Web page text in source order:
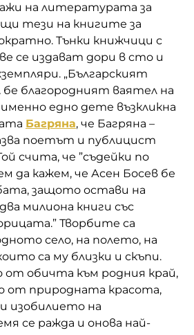
на литературата за
тези на книгите за
Тънки книжчици с
се издават дори в сто и
„Българският
благородният ваятел на
едно дете възкликна
Багряна, че Багряна –
поетът и публицист
счита, че ”съдейки по
да кажем, че Асен Босев бе
защото остави на
милиона книги със
Творбите са
село, на полето, на
са му близки и скъпи.
от обичта към родния край,
от природната красота,
на
се ражда и онова най-